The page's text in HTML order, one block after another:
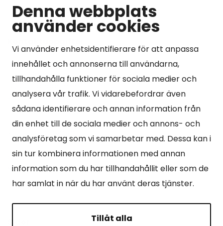
Denna webbplats
använder cookies
Vi använder enhetsidentifierare för att anpassa
innehållet och annonserna till användarna,
tillhandahålla funktioner för sociala medier och
analysera vår trafik. Vi vidarebefordrar även
sådana identifierare och annan information från
din enhet till de sociala medier och annons- och
analysföretag som vi samarbetar med. Dessa kan i
sin tur kombinera informationen med annan
information som du har tillhandahållit eller som de
har samlat in när du har använt deras tjänster.
Tillåt alla
Kangasniemen kunta
Otto Mannisen tie 2
kirjaamo@kangasniemi.fi
Tel. 040 719 9370
Y-tunnus 0164690-3
Öppet
Mån -fre 9-15.